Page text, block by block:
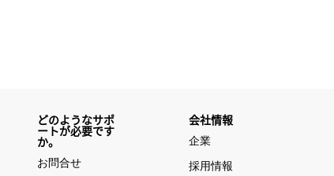
どのようなサポ
ートが必要です
か。
お問合せ
会社情報
企業
採用情報